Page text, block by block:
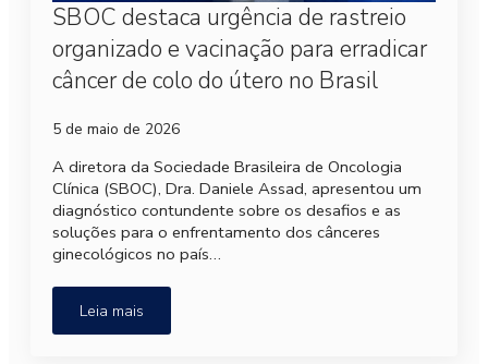
SBOC destaca urgência de rastreio
organizado e vacinação para erradicar
câncer de colo do útero no Brasil
5 de maio de 2026
A diretora da Sociedade Brasileira de Oncologia
Clínica (SBOC), Dra. Daniele Assad, apresentou um
diagnóstico contundente sobre os desafios e as
soluções para o enfrentamento dos cânceres
ginecológicos no país…
Leia mais